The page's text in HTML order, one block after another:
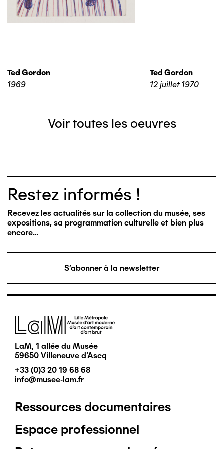
Ted Gordon
1969
Ted Gordon
12 juillet 1970
Voir toutes les oeuvres
Restez informés !
Recevez les actualités sur la collection du musée, ses
expositions, sa programmation culturelle et bien plus
encore…
S'abonner à la newsletter
Image
LaM, 1 allée du Musée
59650 Villeneuve d'Ascq
+33 (0)3 20 19 68 68
info@musee-lam.fr
Pied
de
Ressources documentaires
Espace professionnel